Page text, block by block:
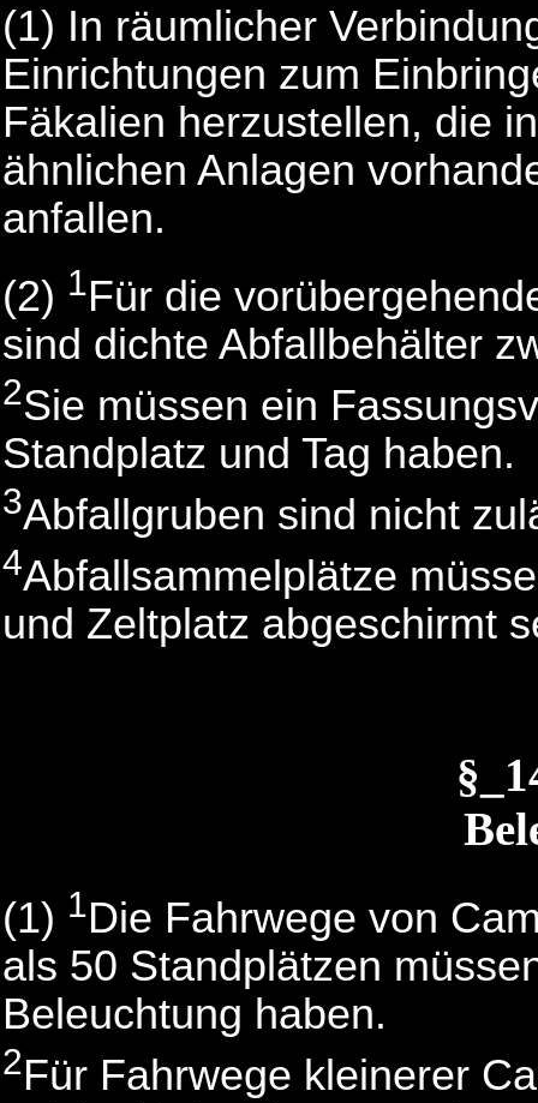
(1) In räumlicher
Einrichtungen zum
Fäkalien herzustellen, die
ähnlichen Anlagen
anfallen.
(2) 1Für die
sind dichte Abfallbehälter
2Sie müssen ein
Standplatz und Tag haben.
3Abfallgruben sind nicht
4Abfallsammelplätze
und Zeltplatz abgeschirmt
(1) 1Die Fahrwege von
als 50 Standplätzen
Beleuchtung haben.
2Für Fahrwege kleinerer